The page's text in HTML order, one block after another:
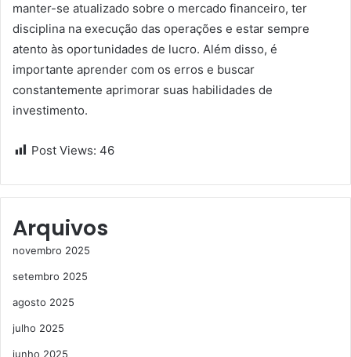
manter-se atualizado sobre o mercado financeiro, ter
disciplina na execução das operações e estar sempre
atento às oportunidades de lucro. Além disso, é
importante aprender com os erros e buscar
constantemente aprimorar suas habilidades de
investimento.
Post Views: 46
Arquivos
novembro 2025
setembro 2025
agosto 2025
julho 2025
junho 2025